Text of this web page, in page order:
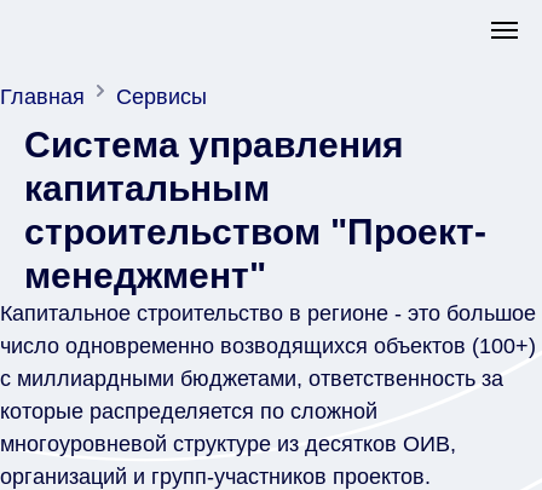
Главная Сервисы
Система управления
капитальным
строительством "Проект-
менеджмент"
Капитальное строительство в регионе - это большое
число одновременно возводящихся объектов (100+)
с миллиардными бюджетами, ответственность за
которые распределяется по сложной
многоуровневой структуре из десятков ОИВ,
организаций и групп-участников проектов.